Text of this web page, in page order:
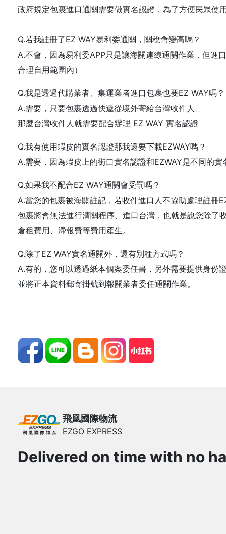
政府規定包裹進口通關需要做實名認證，為了方便民眾使
Q.若我註冊了EZ WAY易利委通關，關稅會變高嗎？
A.不會，因為易利委APP只是讓海關連線通關作業，但進
合理自用範圍內）
Q.我是透過代購業者、集運業者進口包裹也要EZ WAY嗎？
A.需要，只要包裹透過快遞從境外寄給台灣收件人
那麼台灣收件人就需要配合辦理 EZ WAY 實名認證
Q.我有使用蝦皮的實名認證那我還要下載EZWAY嗎？
A.需要，因為蝦皮上的街口實名認證和EZWAY是不同的實
Q.如果我不配合EZ WAY通關會受罰嗎？
A.當您的包裹被海關註記，若收件進口人不協助處理註冊
包裹將會無法進行清關程序、進口台灣，也就是說您除了
倉租費用、滯報費等費用產生。
Q.除了EZ WAY實名通關外，還有別種方式嗎？
A.有的，您可以透過紙本個案委任書，另外需要提供身份
並將正本資料郵寄掛號到報關業者委任通關作業。
飛凰國際物流
EZGO EXPRESS
Delivered on time with no